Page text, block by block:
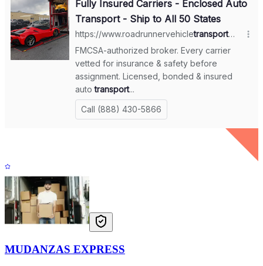
MUDANZAS EXPRESS